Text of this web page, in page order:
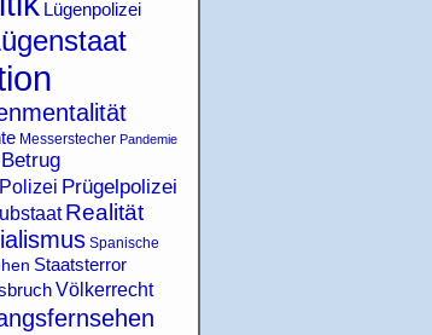
Lügenpolizei
Messerstecher Pandemie
Polizei Prügelpolizei
Realität
Spanische
Staatsterror
Völkerrecht